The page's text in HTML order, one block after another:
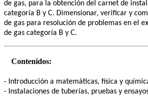
de gas, para la obtención del carnet de
categoría B y C. Dimensionar, verificar y
de gas para resolución de problemas en el
de gas categoría B y C.
Contenidos:
- Introducción a matemáticas, física y
- Instalaciones de tuberías, pruebas y